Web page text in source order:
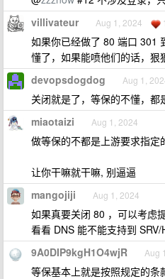
villivateur Aug 1, 2024 1
如果你已经做了 80 端口 301
懂了，如果能喷他们的话，狠
devopsdogdog Aug 1,
关闭就是了，等保的不懂，
miaotaizi Aug 1, 2024
做等保的不都是上游要求指定
让你干嘛就干嘛, 别逼逼
mangojiji Aug 1, 2024
如果真要关闭 80 ，可以考虑
看看 DNS 能不能支持到 SRV/
9A0DIP9kgH1O4wjR Aug
等保基本上就是按照规定的